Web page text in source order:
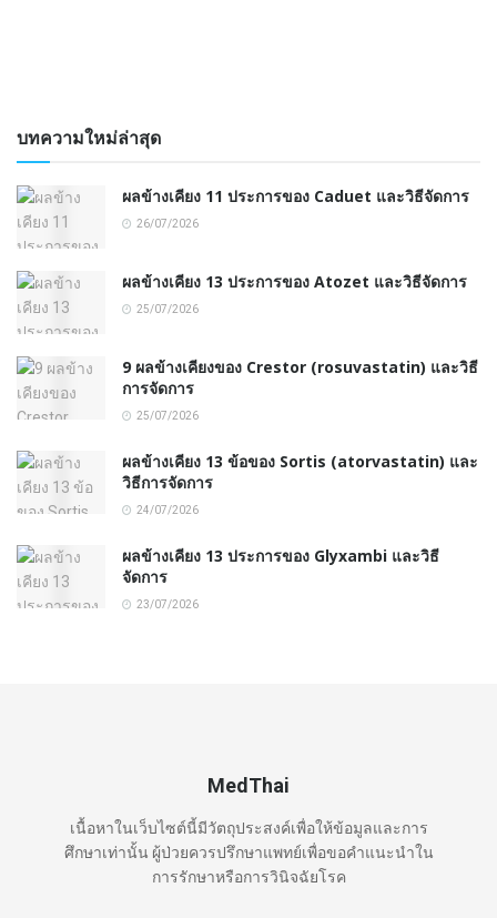
บทความใหม่ล่าสุด
ผลข้างเคียง 11 ประการของ Caduet และวิธีจัดการ
26/07/2026
ผลข้างเคียง 13 ประการของ Atozet และวิธีจัดการ
25/07/2026
9 ผลข้างเคียงของ Crestor (rosuvastatin) และวิธี
การจัดการ
25/07/2026
ผลข้างเคียง 13 ข้อของ Sortis (atorvastatin) และ
วิธีการจัดการ
24/07/2026
ผลข้างเคียง 13 ประการของ Glyxambi และวิธี
จัดการ
23/07/2026
MedThai
เนื้อหาในเว็บไซต์นี้มีวัตถุประสงค์เพื่อให้ข้อมูลและการ
ศึกษาเท่านั้น ผู้ป่วยควรปรึกษาแพทย์เพื่อขอคำแนะนำใน
การรักษาหรือการวินิจฉัยโรค